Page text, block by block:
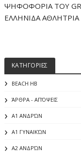
ΨΗΦΟΦΟΡΙΑ ΤΟΥ
ΕΛΛΗΝΙΔΑ
ΚΑΤΗΓΟΡΙΕΣ
BEACH HB
ΆΡΘΡΑ - ΑΠΌΨΕΙΣ
Α1 ΑΝΔΡΏΝ
Α1 ΓΥΝΑΙΚΏΝ
Α2 ΑΝΔΡΏΝ